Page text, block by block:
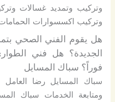
وتركيب وتمديد غسالات
وتركيب اكسسوارات
هل يقوم الفني الصحي
الجديدة؟ هل فني
فوراً؟ سباك المسايل
سباك المسايل رضا
ومتابعة الخدمات سباك